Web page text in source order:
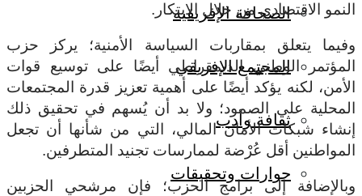
الصحافة الإفريقية
المجتمع الإفريقي
ثقافة وأدب
حوارات وتحقيقات
النمو الاقتصادي من خلال الابتكار.
وفيما يتعلق بمقاربات السياسة الأمنية؛ يركز حزب
المؤتمر الوطني الديمقراطي أيضًا على توسيع قوات
الأمن، لكنه يؤكد أيضًا على أهمية تعزيز قدرة المجتمعات
المحلية على الصمود؛ ولا بد أن يُسهم في تحقيق ذلك
إنشاء شبكات الأمان المالي، التي من شأنها أن تجعل
المواطنين أقل عُرْضة لممارسات تجنيد المتطرفين.
وبالإضافة إلى برامج الحزب؛ فإن مرشحي الحزبين